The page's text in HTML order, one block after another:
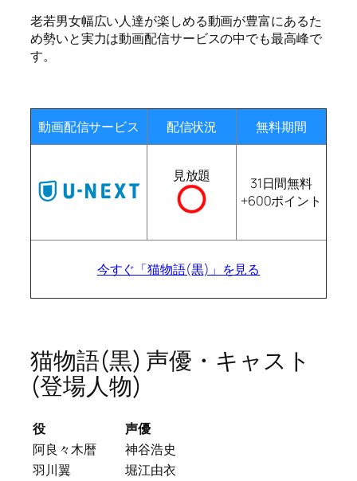
老若男女幅広い人達が楽しめる動画が豊富にあるた
め勢いと実力は動画配信サービスの中でも最高峰で
す。
動画配信サービス 配信状況 無料期間
見放題
31日間無料
+600ポイント
今すぐ「猫物語(黒)」を見る
猫物語(黒) 声優・キャスト
(登場人物)
役
声優
阿良々木暦
神谷浩史
羽川翼
堀江由衣